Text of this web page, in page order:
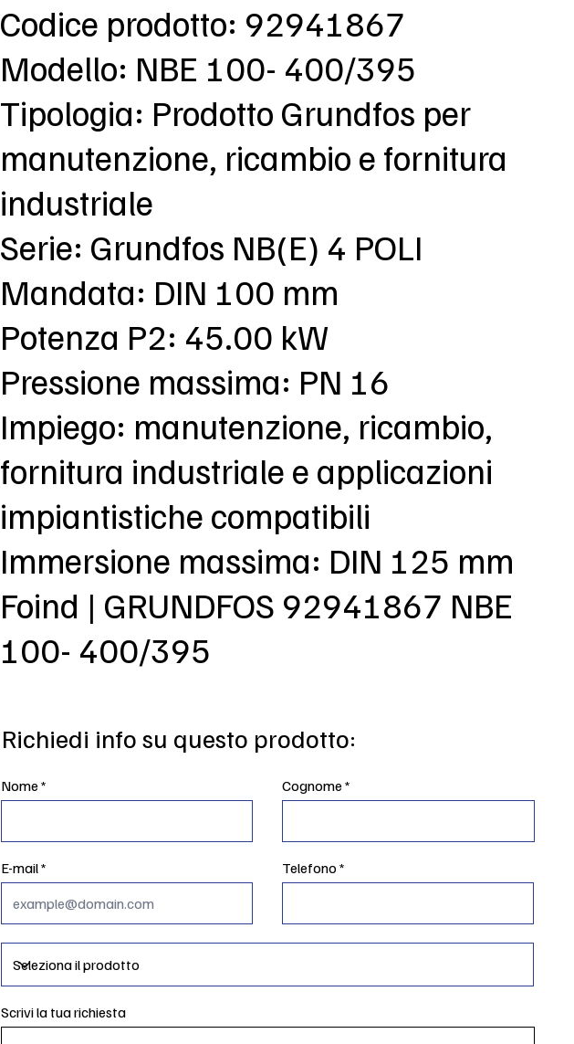
Codice prodotto: 92941867
Modello: NBE 100- 400/395
Tipologia: Prodotto Grundfos per
manutenzione, ricambio e fornitura
industriale
Serie: Grundfos NB(E) 4 POLI
Mandata: DIN 100 mm
Potenza P2: 45.00 kW
Pressione massima: PN 16
Impiego: manutenzione, ricambio,
fornitura industriale e applicazioni
impiantistiche compatibili
Immersione massima: DIN 125 mm
Foind | GRUNDFOS 92941867 NBE
100- 400/395
Richiedi info su questo prodotto:
Nome Cognome
E-mail Telefono
Scrivi la tua richiesta